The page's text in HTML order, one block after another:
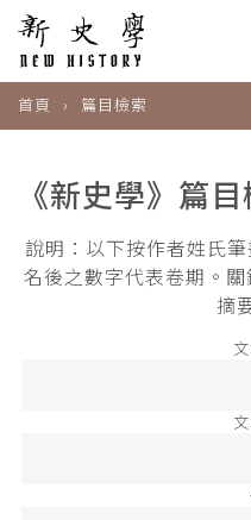
首頁 篇目檢索
《新史學》篇
說明：以下按作者姓氏
名後之數字代表卷期。
摘